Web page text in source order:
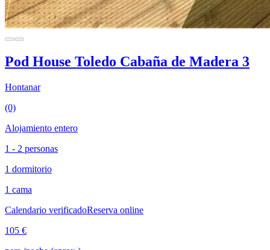
Pod House Toledo Cabaña de Madera 3
Hontanar
(0)
Alojamiento entero
1 - 2 personas
1 dormitorio
1 cama
Calendario verificadoReserva online
105 €